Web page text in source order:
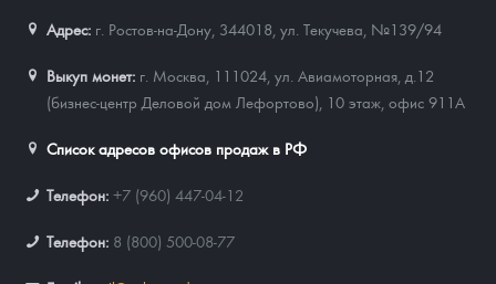
Адрес: г. Ростов-на-Дону, 344018 ул. Текучева, №139/94
Выкуп монет: г. Москва, 111024, ул. Авиамоторная, д.12
(бизнес-центр Деловой дом Лефортово), 10 этаж, офис 911А
Список адресов офисов продаж в РФ
Телефон: +7 (960) 447-04-12
Телефон: 8 (800) 500-08-77